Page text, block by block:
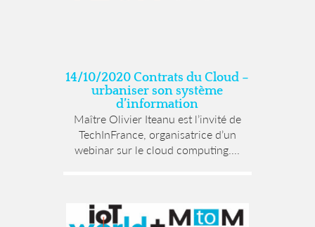
14/10/2020 Contrats du Cloud –
urbaniser son système
d’information
Maître Olivier Iteanu est l’invité de
TechInFrance, organisatrice d’un
webinar sur le cloud computing....